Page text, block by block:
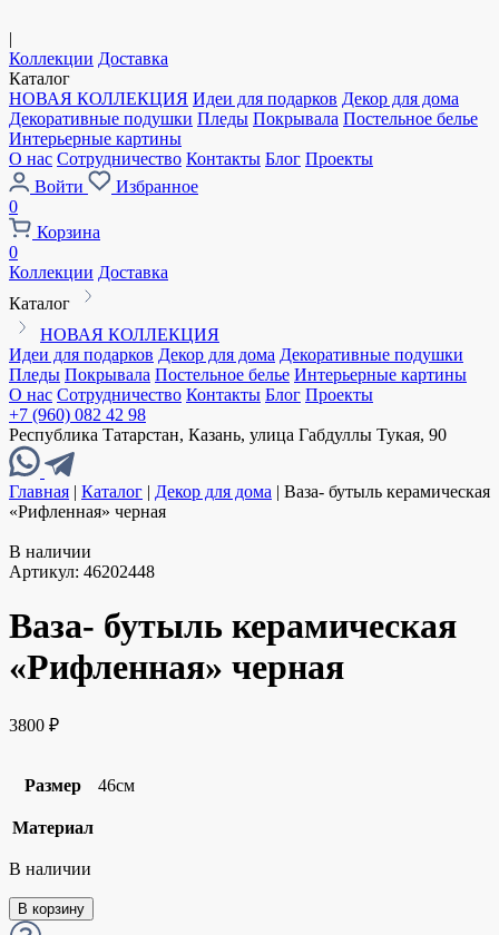
|
Коллекции Доставка
Каталог
НОВАЯ КОЛЛЕКЦИЯ Идеи для подарков Декор для дома
Декоративные подушки Пледы Покрывала Постельное белье
Интерьерные картины
О нас Сотрудничество Контакты Блог Проекты
Войти
Избранное
0
Корзина
0
Коллекции Доставка
Каталог
НОВАЯ КОЛЛЕКЦИЯ
Идеи для подарков Декор для дома Декоративные подушки
Пледы Покрывала Постельное белье Интерьерные картины
О нас Сотрудничество Контакты Блог Проекты
+7 (960) 082 42 98
Республика Татарстан, Казань, улица Габдуллы Тукая, 90
Главная | Каталог | Декор для дома | Ваза- бутыль керамическая
«Рифленная» черная
В наличии
Артикул: 46202448
Ваза- бутыль керамическая
«Рифленная» черная
3800 ₽
Размер 46см
Материал
В наличии
В корзину